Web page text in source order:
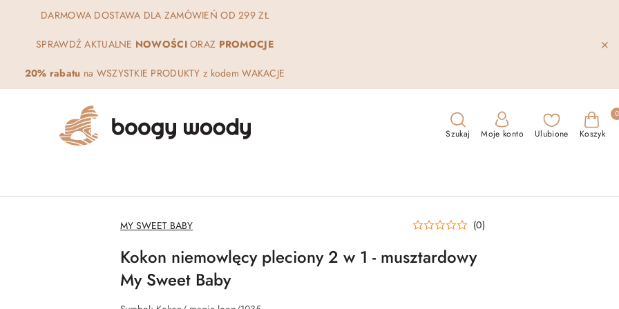
DARMOWA DOSTAWA DLA ZAMÓWIEŃ OD 299 ZŁ
SPRAWDŹ AKTUALNE NOWOŚCIORAZ PROMOCJE
20% rabatu na WSZYSTKIE PRODUKTY z kodem WAKACJE
Szukaj Moje konto Ulubione Koszyk
0
NAZWA
PRODUCENTA:
MY SWEET BABY (0)
Kokon niemowlęcy pleciony 2 w 1 - musztardowy
My Sweet Baby